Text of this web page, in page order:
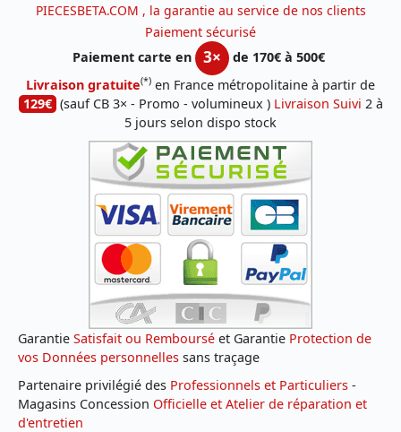
PIECESBETA.COM , la garantie au service de nos clients
Paiement sécurisé
Paiement carte en
3×
de 170€ à 500€
Livraison gratuite(*) en France métropolitaine à partir de
129€ (sauf CB 3× - Promo - volumineux ) Livraison Suivi 2 à
5 jours selon dispo stock
Garantie Satisfait ou Remboursé et Garantie Protection de
vos Données personnelles sans traçage
Partenaire privilégié des Professionnels et Particuliers -
Magasins Concession Officielle et Atelier de réparation et
d'entretien